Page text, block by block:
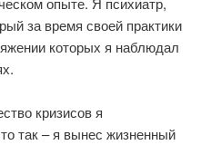
за время своей практики
которых я наблюдал
кризисов я
так – я вынес жизненный